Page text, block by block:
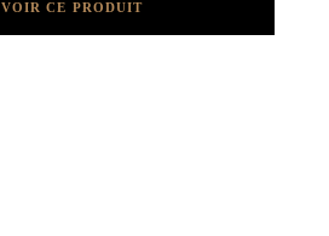
VOIR CE PRODUIT